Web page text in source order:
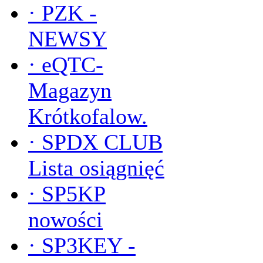
· PZK -
NEWSY
· eQTC-
Magazyn
Krótkofalow.
· SPDX CLUB
Lista osiągnięć
· SP5KP
nowości
· SP3KEY -